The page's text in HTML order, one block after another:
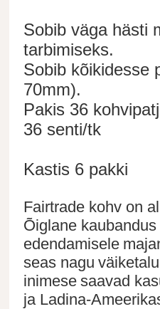
Sobib väga hästi
tarbimiseks.
Sobib kõikidesse
70mm).
Pakis 36
36 senti/tk
Kastis 6 pakki
Fairtrade kohv on
Õiglane kaubandus
edendamisele
seas nagu
inimese saavad
ja Ladina-